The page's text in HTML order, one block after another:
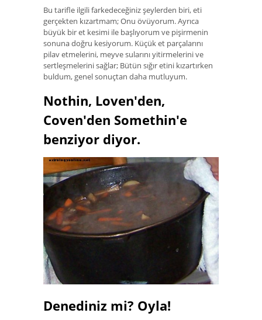
Bu tarifle ilgili farkedeceğiniz şeylerden biri, eti
gerçekten kızartmam; Onu övüyorum. Ayrıca
büyük bir et kesimi ile başlıyorum ve pişirmenin
sonuna doğru kesiyorum. Küçük et parçalarını
pilav etmelerini, meyve sularını yitirmelerini ve
sertleşmelerini sağlar; Bütün sığır etini kızartırken
buldum, genel sonuçtan daha mutluyum.
Nothin, Loven'den,
Coven'den Somethin'e
benziyor diyor.
Denediniz mi? Oyla!